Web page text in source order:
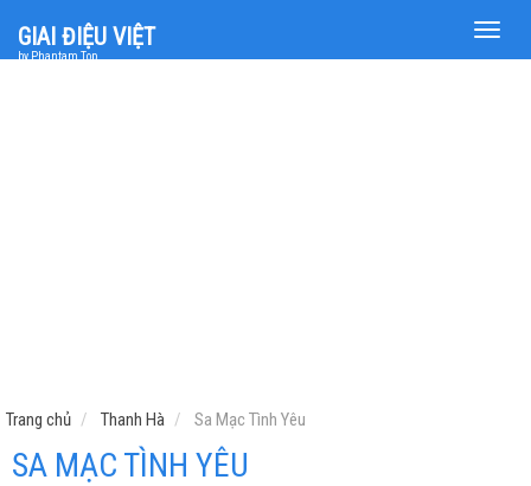
Toggle
GIAI ĐIỆU VIỆT
by Phantam Top
Trang chủ Thanh Hà Sa Mạc Tình Yêu
SA MẠC TÌNH YÊU